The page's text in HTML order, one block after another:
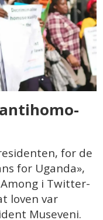
for de
for Uganda»,
i Twitter-
loven var
Museveni.